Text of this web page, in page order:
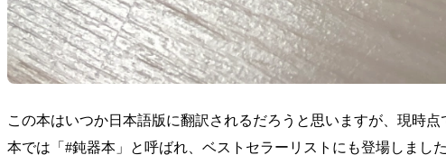
この本はいつか日本語版に翻訳されるだろうと思いますが、現時
本では「#鈍器本」と呼ばれ、ベストセラーリストにも登場しまし